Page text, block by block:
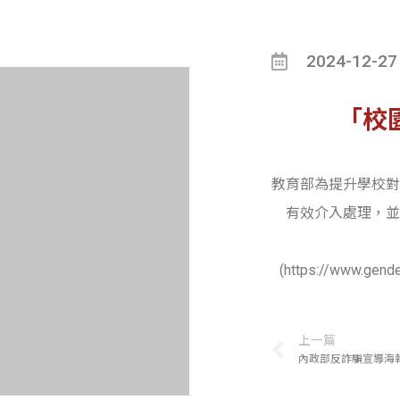
2024-12-27
「
教育部為提升學校
有效介入處理，
(https://
上一篇